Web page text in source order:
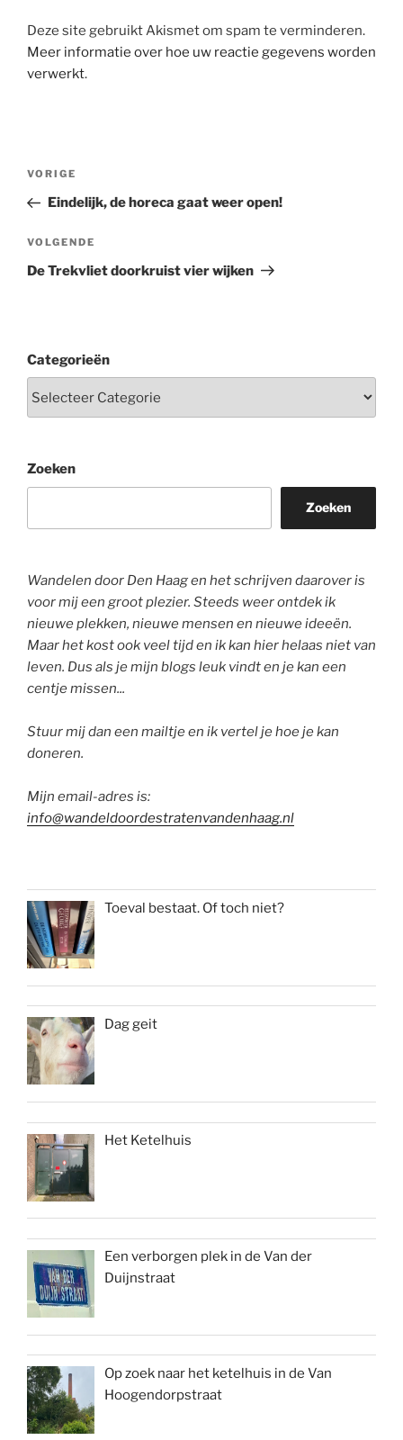
Deze site gebruikt Akismet om spam te verminderen.
Meer informatie over hoe uw reactie gegevens worden
verwerkt.
Berichtnavigatie
Vorig
bericht
VORIGE
Eindelijk, de horeca gaat weer open!
Volgend
bericht
VOLGENDE
De Trekvliet doorkruist vier wijken
Categorieën
Zoeken
Zoeken
Wandelen door Den Haag en het schrijven daarover is
voor mij een groot plezier. Steeds weer ontdek ik
nieuwe plekken, nieuwe mensen en nieuwe ideeën.
Maar het kost ook veel tijd en ik kan hier helaas niet van
leven. Dus als je mijn blogs leuk vindt en je kan een
centje missen...
Stuur mij dan een mailtje en ik vertel je hoe je kan
doneren.
Mijn email-adres is:
info@wandeldoordestratenvandenhaag.nl
Toeval bestaat. Of toch niet?
Dag geit
Het Ketelhuis
Een verborgen plek in de Van der
Duijnstraat
Op zoek naar het ketelhuis in de Van
Hoogendorpstraat